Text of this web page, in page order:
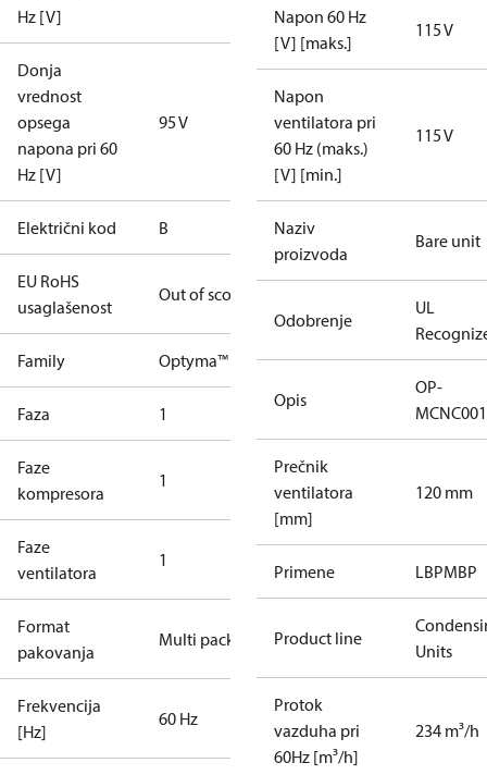
Hz [V]
Donja
vrednost
opsega
napona pri 60
Hz [V]
95 V
Električni kod B
EU RoHS
usaglašenost
Out of scope
Family Optyma™
Faza 1
Faze
kompresora
1
Faze
ventilatora
1
Format
pakovanja
Multi pack
Frekvencija
[Hz]
60 Hz
Napon 60 Hz
[V] [maks.]
115 V
Napon
ventilatora pri
60 Hz (maks.)
[V] [min.]
115 V
Naziv
proizvoda
Bare unit
Odobrenje
UL
Opis
OP-
Prečnik
ventilatora
[mm]
120 mm
Primene LBPMBP
Product line
Units
Protok
vazduha pri
60Hz [m³/h]
234 m³/h